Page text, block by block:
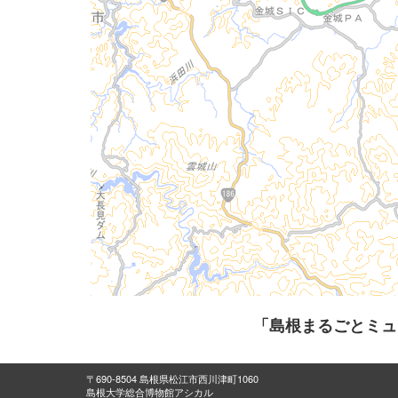
「島根まるごとミ
〒690-8504 島根県松江市西川津町1060
島根大学総合博物館アシカル